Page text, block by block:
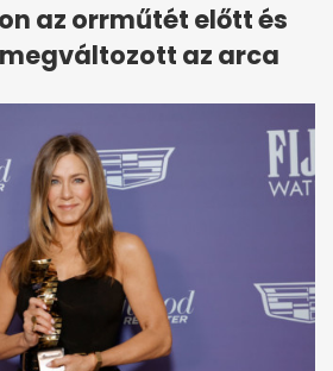
az orrműtét előtt és
az arca